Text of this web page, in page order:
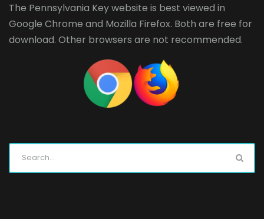
The Pennsylvania Key website is best viewed in
Google Chrome and Mozilla Firefox. Both are free for
download. Other browsers are not recommended.